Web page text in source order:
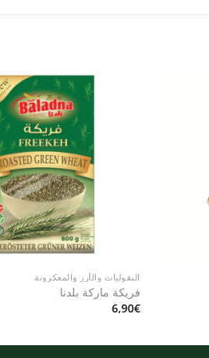
البقوليات والأرز والمعكرونة
فريكة ماركة بلدنا
6,90€